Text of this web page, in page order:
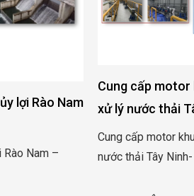
lợi Rào Nam
Nam –
Cung cấp
xử lý nước thải
Cung cấp motor
nước thải Tây